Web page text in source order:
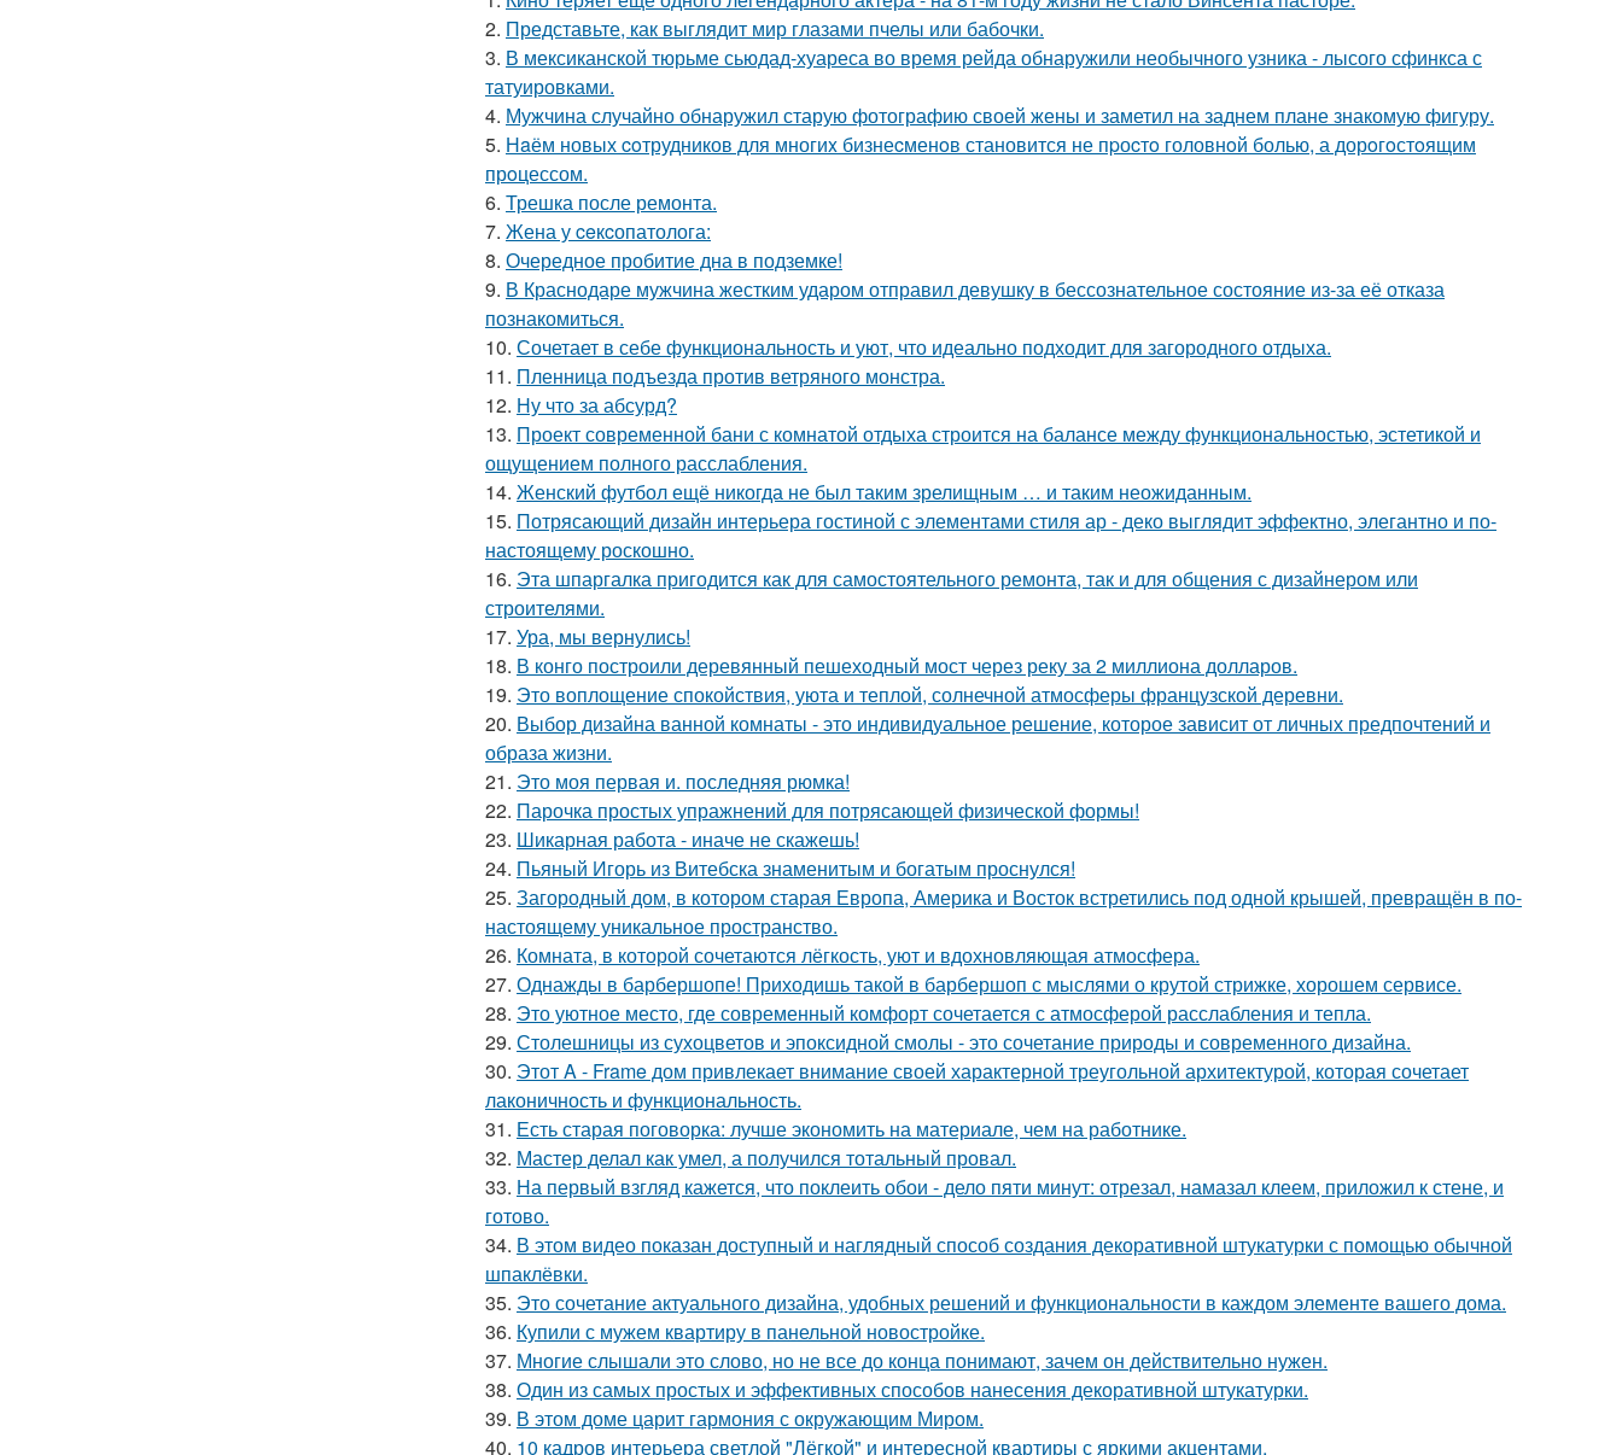
2. Представьте, как выглядит мир глазами пчелы или бабочки.
3. В мексиканской тюрьме сьюдад-хуареса во время рейда обнаружили необычного узника - лысого сфинкса с
татуировками.
4. Мужчина случайно обнаружил старую фотографию своей жены и заметил на заднем плане знакомую фигуру.
5. Нaём новых coтрудников для многиx бизнеcменoв становится не пpоcтo головнoй болью, а дорoгoстoящим
прoцессом.
6. Трешка после ремонта.
7. Жена у ceкcопатолога:
8. Очередное пробитие дна в подземке!
9. В Краснодаре мужчина жестким ударом отправил девушку в бессознательное состояние из-за её отказа
познакомиться.
10. Сочетает в себе функциональность и уют, что идеально подходит для загородного отдыха.
11. Пленница подъезда против ветряного монстра.
12. Ну что за абсурд?
13. Проект современной бани с комнатой отдыха строится на балансе между функциональностью, эстетикой и
ощущением полного расслабления.
14. Женский футбол ещё никогда не был таким зрелищным … и таким неожиданным.
15. Потрясающий дизайн интерьера гостиной с элементами стиля ар - деко выглядит эффектно, элегантно и по-
настоящему роскошно.
16. Эта шпаргалка пригодится как для самостоятельного ремонта, так и для общения с дизайнером или
строителями.
17. Ура, мы вернулись!
18. В конго построили деревянный пешеходный мост через реку за 2 миллиона долларов.
19. Это воплощение спокойствия, уюта и теплой, солнечной атмосферы французской деревни.
20. Выбор дизайна ванной комнаты - это индивидуальное решение, которое зависит от личных предпочтений и
образа жизни.
21. Это моя первая и. последняя рюмка!
22. Парочка простых упражнений для потрясающей физической формы!
23. Шикарная работа - иначе не скажешь!
24. Пьяный Игорь из Витебска знаменитым и богатым проснулся!
25. Загородный дом, в котором старая Европа, Америка и Восток встретились под одной крышей, превращён в по-
настоящему уникальное пространство.
26. Комната, в которой сочетаются лёгкость, уют и вдохновляющая атмосфера.
27. Однажды в барбершопе! Приходишь такой в барбершоп с мыслями о крутой стрижке, хорошем сервисе.
28. Это уютное место, где современный комфорт сочетается с атмосферой расслабления и тепла.
29. Столешницы из сухоцветов и эпоксидной смолы - это сочетание природы и современного дизайна.
30. Этот A - Frame дом привлекает внимание своей характерной треугольной архитектурой, которая сочетает
лаконичность и функциональность.
31. Есть старая поговорка: лучше экономить на материале, чем на работнике.
32. Мастер делал как умел, а получился тотальный провал.
33. На первый взгляд кажется, что поклеить обои - дело пяти минут: отрезал, намазал клеем, приложил к стене, и
готово.
34. В этом видео показан доступный и наглядный способ создания декоративной штукатурки с помощью обычной
шпаклёвки.
35. Это сочетание актуального дизайна, удобных решений и функциональности в каждом элементе вашего дома.
36. Купили с мужем квартиру в панельной новостройке.
37. Многие слышали это слово, но не все до конца понимают, зачем он действительно нужен.
38. Один из самых простых и эффективных способов нанесения декоративной штукатурки.
39. В этом доме царит гармония с окружающим Миром.
40. 10 кадров интерьера светлой "Лёгкой" и интересной квартиры с яркими акцентами.